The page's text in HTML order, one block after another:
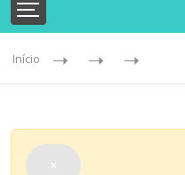
Início
×